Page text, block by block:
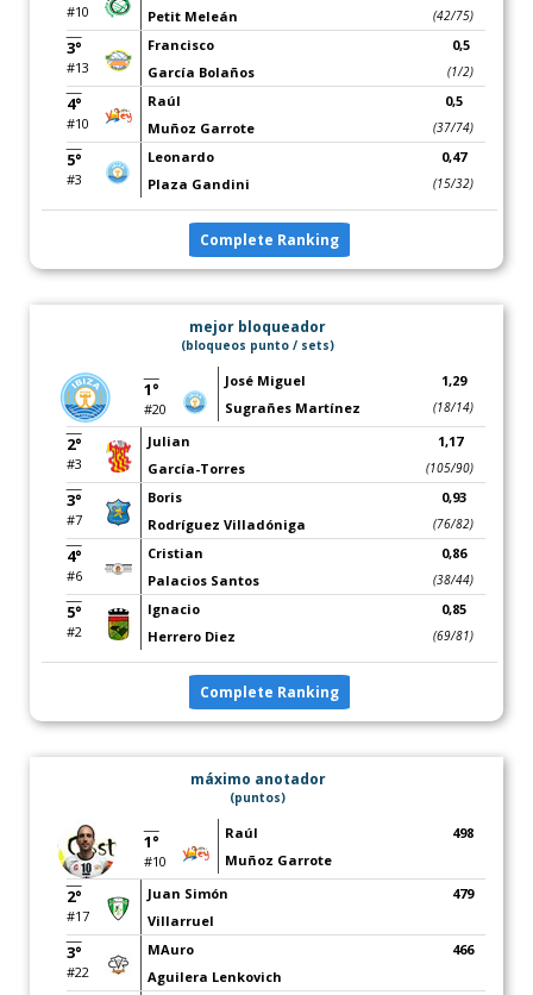
#10 Petit Meleán (42/75)
3°
#13
Francisco
García Bolaños
0,5
(1/2)
4°
#10
Raúl
Muñoz Garrote
0,5
(37/74)
5°
#3
Leonardo
Plaza Gandini
0,47
(15/32)
Complete Ranking
mejor bloqueador
(bloqueos punto / sets)
1°
#20
José Miguel
Sugrañes Martínez
1,29
(18/14)
2°
#3
Julian
García-Torres
1,17
(105/90)
3°
#7
Boris
Rodríguez Villadóniga
0,93
(76/82)
4°
#6
Cristian
Palacios Santos
0,86
(38/44)
5°
#2
Ignacio
Herrero Diez
0,85
(69/81)
Complete Ranking
máximo anotador
(puntos)
1°
#10
Raúl
Muñoz Garrote
498
2°
#17
Juan Simón
Villarruel
479
3°
#22
MAuro
Aguilera Lenkovich
466